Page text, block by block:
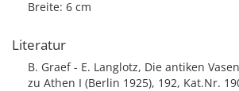
Breite: 6 cm
Literatur
B. Graef - E. Langlotz, Die antiken
zu Athen I (Berlin 1925), 192, Kat.Nr.